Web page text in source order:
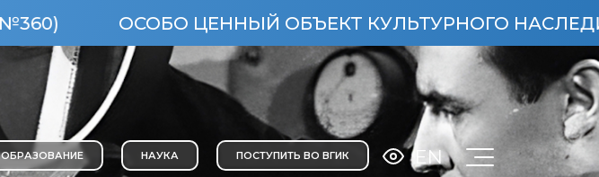
ОСОБО ЦЕННЫЙ ОБЪЕКТ КУЛЬТУРНОГО НАСЛЕДИЯ
ОБРАЗОВАНИЕ НАУКА ПОСТУПИТЬ ВО ВГИК EN